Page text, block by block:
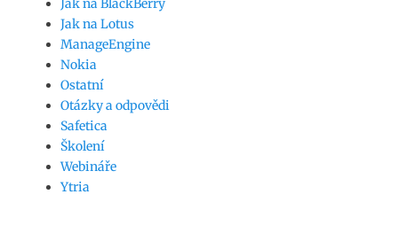
Jak na BlackBerry
Jak na Lotus
ManageEngine
Nokia
Ostatní
Otázky a odpovědi
Safetica
Školení
Webináře
Ytria